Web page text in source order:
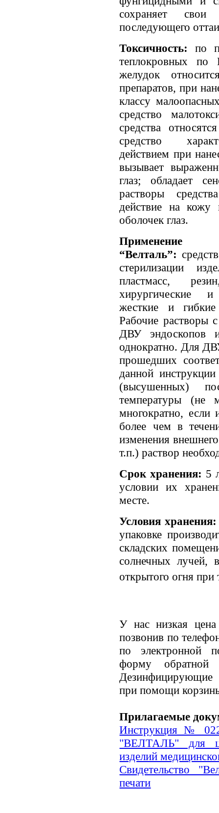
сохраняет
последующего
Токсичность:по
теплокровных
желудок
препаратов, при
классу
средство
средства
средство
действием при
вызывает
глаз; обладает
растворы
действие на кожу
оболочек глаз.
Применение
“Велталь”:
стерилизации
пластмасс,
хирургические и
жесткие и
Рабочие растворы
ДВУ эндоскопов
однократно. Для
прошедших
данной
(высушенных)
температуры (не
многократно,
более чем в
изменения
т.п.) раствор
Срок хранения: 5
условии их
месте.
Условия
упаковке
складских
солнечных лучей,
открытого огня при
У нас низкая
позвонив по
по электронной
форму обратной
при помощи
Прилагаемые
Инструкция №
"ВЕЛТАЛЬ" для
изделий
Свидетельство
печати